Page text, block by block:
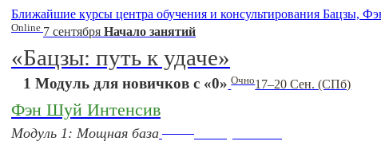
Ближайшие курсы центра обучения и консультирования
Online 7 сентября Начало занятий
«Бацзы: путь к удаче»
1 Модуль для новичков с «0» Очно17–20 Сен. (СПб)
Фэн Шуй Интенсив
Модуль 1: Мощная база